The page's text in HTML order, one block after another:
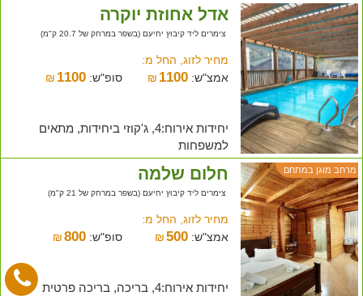
אדל אחוזת יוקרה
צימרים ליד קיבוץ יחיעם (בשפר במרחק של 20.7 ק"מ)
מחיר לזוג, החל מ:
אמצ"ש:
₪ 1100 סופ"ש: ₪ 1100
יחידות אירוח:4, ג'קוזי ביחידות, מתאים
למשפחות
מרחב מוגן במתחם חלום שלמה
צימרים ליד קיבוץ יחיעם (בשפר במרחק של 21 ק"מ)
מחיר לזוג, החל מ:
אמצ"ש:
₪500 סופ"ש: ₪ 800
יחידות אירוח:4, בריכה, בריכה פרטית